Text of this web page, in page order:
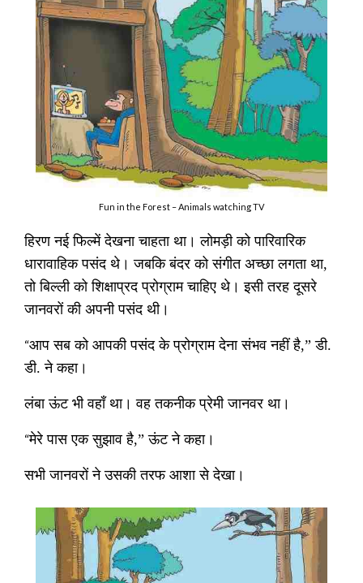
Fun in the Forest – Animals watching TV
हिरण नई फिल्में देखना चाहता था। लोमड़ी को पारिवारिक
धारावाहिक पसंद थे। जबकि बंदर को संगीत अच्छा लगता था,
तो बिल्ली को शिक्षाप्रद प्रोग्राम चाहिए थे। इसी तरह दूसरे
जानवरों की अपनी पसंद थी।
“आप सब को आपकी पसंद के प्रोग्राम देना संभव नहीं है,”डी.
डी.ने कहा।
लंबा ऊंट भी वहाँ था। वह तकनीक प्रेमी जानवर था।
“मेरे पास एक सुझाव है,”ऊंट ने कहा।
सभी जानवरों ने उसकी तरफ आशा से देखा।